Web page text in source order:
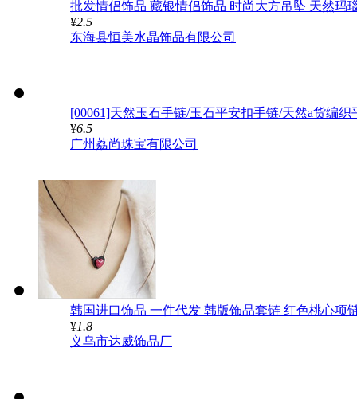
批发情侣饰品 藏银情侣饰品 时尚大方吊坠 天然玛
¥2.5
东海县恒美水晶饰品有限公司
[00061]天然玉石手链/玉石平安扣手链/天然a货编织
¥6.5
广州荔尚珠宝有限公司
韩国进口饰品 一件代发 韩版饰品套链 红色桃心项
¥1.8
义乌市达威饰品厂